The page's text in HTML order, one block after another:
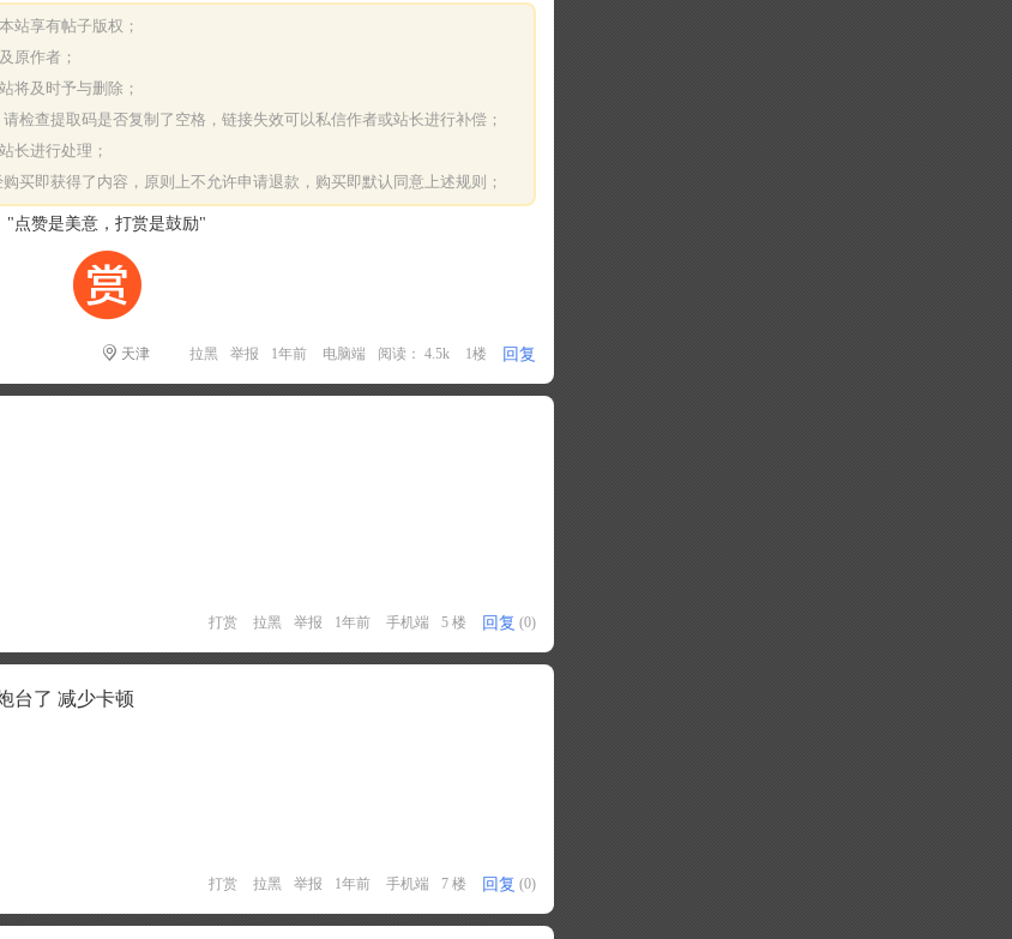
站享有帖子版权；
原作者；
将及时予与删除；
检查提取码是否复制了空格，链接失效可以私信作者或站长进行补偿；
长进行处理；
买即获得了内容，原则上不允许申请退款，购买即默认同意上述规则；
"点赞是美意，打赏是鼓励"
天津 拉黑 举报 1年前 电脑端 阅读： 4.5k 1楼 回复
打赏 拉黑 举报 1年前 手机端 5 楼 回复 (0)
台了 减少卡顿
打赏 拉黑 举报 1年前 手机端 7 楼 回复 (0)